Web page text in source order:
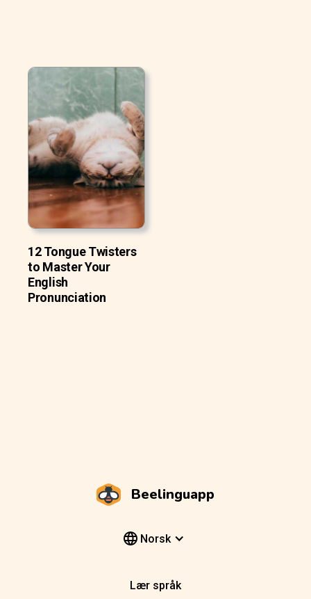
12 Tongue Twisters
to Master Your
English
Pronunciation
Beelinguapp
Norsk
Lær språk